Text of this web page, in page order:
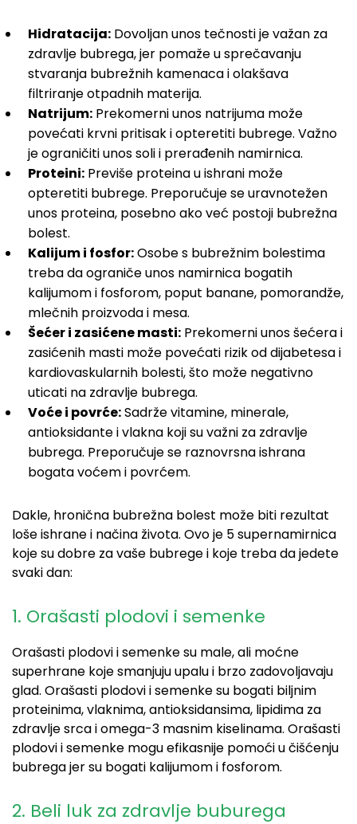
Hidratacija: Dovoljan unos tečnosti je važan za
zdravlje bubrega, jer pomaže u sprečavanju
stvaranja bubrežnih kamenaca i olakšava
filtriranje otpadnih materija.
Natrijum: Prekomerni unos natrijuma može
povećati krvni pritisak i opteretiti bubrege. Važno
je ograničiti unos soli i prerađenih namirnica.
Proteini: Previše proteina u ishrani može
opteretiti bubrege. Preporučuje se uravnotežen
unos proteina, posebno ako već postoji bubrežna
bolest.
Kalijum i fosfor:Osobe s bubrežnim bolestima
treba da ograniče unos namirnica bogatih
kalijumom i fosforom, poput banane, pomorandže,
mlečnih proizvoda i mesa.
Šećer i zasićene masti: Prekomerni unos šećera i
zasićenih masti može povećati rizik od dijabetesa i
kardiovaskularnih bolesti, što može negativno
uticati na zdravlje bubrega.
Voće i povrće:Sadrže vitamine, minerale,
antioksidante i vlakna koji su važni za zdravlje
bubrega. Preporučuje se raznovrsna ishrana
bogata voćem i povrćem.
Dakle, hronična bubrežna bolest može biti rezultat
loše ishrane i načina života. Ovo je 5 supernamirnica
koje su dobre za vaše bubrege i koje treba da jedete
svaki dan:
1. Orašasti plodovi i semenke​
Orašasti plodovi i semenke su male, ali moćne
superhrane koje smanjuju upalu i brzo zadovoljavaju
glad. Orašasti plodovi i semenke su bogati biljnim
proteinima, vlaknima, antioksidansima, lipidima za
zdravlje srca i omega-3 masnim kiselinama. Orašasti
plodovi i semenke mogu efikasnije pomoći u čišćenju
bubrega jer su bogati kalijumom i fosforom.
2. Beli luk​ za zdravlje buburega